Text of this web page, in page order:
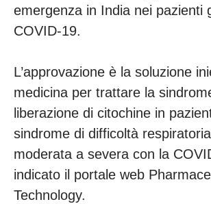
emergenza in India nei pazienti
COVID-19.
L’approvazione è la soluzione
medicina per trattare la
liberazione di citochine in
sindrome di difficoltà
moderata a severa con la
indicato il portale web
Technology.